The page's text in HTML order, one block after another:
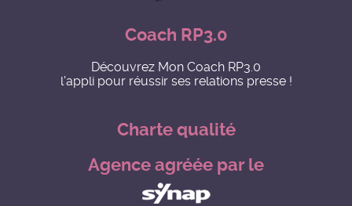
Coach RP3.0
Découvrez Mon Coach RP3.0
l'appli pour réussir ses relations presse !
Charte qualité
Agence agréée par le